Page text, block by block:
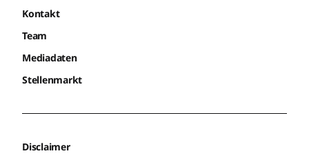
Kontakt
Team
Mediadaten
Stellenmarkt
Disclaimer